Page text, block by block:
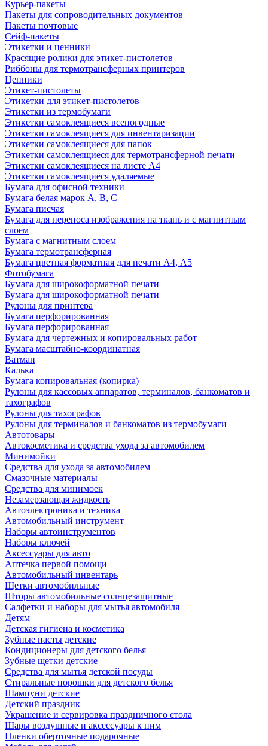
Курьер-пакеты
Пакеты для сопроводительных документов
Пакеты почтовые
Сейф-пакеты
Этикетки и ценники
Красящие ролики для этикет-пистолетов
Риббоны для термотрансферных принтеров
Ценники
Этикет-пистолеты
Этикетки для этикет-пистолетов
Этикетки из термобумаги
Этикетки самоклеящиеся всепогодные
Этикетки самоклеящиеся для инвентаризации
Этикетки самоклеящиеся для папок
Этикетки самоклеящиеся для термотрансферной печати
Этикетки самоклеящиеся на листе А4
Этикетки самоклеящиеся удаляемые
Бумага для офисной техники
Бумага белая марок А, В, С
Бумага писчая
Бумага для переноса изображения на ткань и с магнитным
слоем
Бумага с магнитным слоем
Бумага термотрансферная
Бумага цветная форматная для печати А4, А5
Фотобумага
Бумага для широкоформатной печати
Бумага для широкоформатной печати
Рулоны для принтера
Бумага перфорированная
Бумага перфорированная
Бумага для чертежных и копировальных работ
Бумага масштабно-координатная
Ватман
Калька
Бумага копировальная (копирка)
Рулоны для кассовых аппаратов, терминалов, банкоматов и
тахографов
Рулоны для тахографов
Рулоны для терминалов и банкоматов из термобумаги
Автотовары
Автокосметика и средства ухода за автомобилем
Минимойки
Средства для ухода за автомобилем
Смазочные материалы
Средства для минимоек
Незамерзающая жидкость
Автоэлектроника и техника
Автомобильный инструмент
Наборы автоинструментов
Наборы ключей
Аксессуары для авто
Аптечка первой помощи
Автомобильный инвентарь
Щетки автомобильные
Шторы автомобильные солнцезащитные
Салфетки и наборы для мытья автомобиля
Детям
Детская гигиена и косметика
Зубные пасты детские
Кондиционеры для детского белья
Зубные щетки детские
Средства для мытья детской посуды
Стиральные порошки для детского белья
Шампуни детские
Детский праздник
Украшение и сервировка праздничного стола
Шары воздушные и аксессуары к ним
Пленки оберточные подарочные